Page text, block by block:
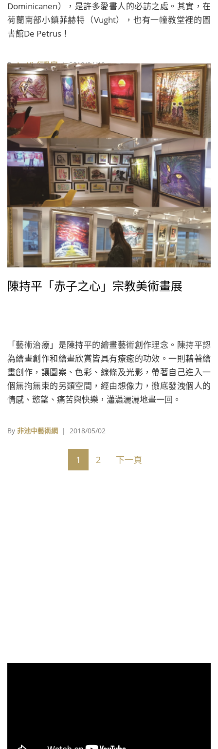
Dominicanen），是許多愛書人的必訪之處。其實，在
荷蘭南部小鎮菲赫特（Vught），也有一幢教堂裡的圖
書館De Petrus！
ByLa Vie行動家| 2019/04/19
陳持平「赤子之心」宗教美術畫展
「藝術治療」是陳持平的繪畫藝術創作理念。陳持平認
為繪畫創作和繪畫欣賞皆具有療癒的功效。一則藉著繪
畫創作，讓圖案、色彩、線條及光影，帶著自己進入一
個無拘無束的另類空間，經由想像力，徹底發洩個人的
情感、慾望、痛苦與快樂，瀟瀟灑灑地畫一回。
By 非池中藝術網 | 2018/05/02
1 2 下一頁